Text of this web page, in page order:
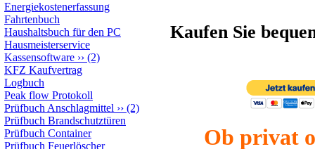
Energiekostenerfassung
Fahrtenbuch
Haushaltsbuch für den PC
Hausmeisterservice
Kassensoftware ›› (2)
KFZ Kaufvertrag
Logbuch
Peak flow Protokoll
Prüfbuch Anschlagmittel ›› (2)
Prüfbuch Brandschutztüren
Prüfbuch Container
Prüfbuch Feuerlöscher
Kaufen Sie
Ob privat